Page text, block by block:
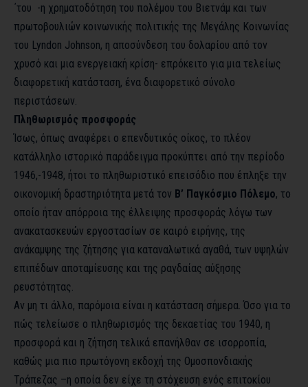
΄του -η χρηματοδότηση του πολέμου του Βιετνάμ και των
πρωτοβουλιών κοινωνικής πολιτικής της Μεγάλης Κοινωνίας
του Lyndon Johnson, η αποσύνδεση του δολαρίου από τον
χρυσό και μια ενεργειακή κρίση- επρόκειτο για μια τελείως
διαφορετική κατάσταση, ένα διαφορετικό σύνολο
περιστάσεων.
Πληθωρισμός προσφοράς
Ίσως, όπως αναφέρει ο επενδυτικός οίκος, το πλέον
κατάλληλο ιστορικό παράδειγμα προκύπτει από την περίοδο
1946,-1948, ήτοι το πληθωριστικό επεισόδιο που έπληξε την
οικονομική δραστηριότητα μετά τον Β’ Παγκόσμιο Πόλεμο, το
οποίο ήταν απόρροια της έλλειψης προσφοράς λόγω των
ανακατασκευών εργοστασίων σε καιρό ειρήνης, της
ανάκαμψης της ζήτησης για καταναλωτικά αγαθά, των υψηλών
επιπέδων αποταμίευσης και της ραγδαίας αύξησης
ρευστότητας.
Αν μη τι άλλο, παρόμοια είναι η κατάσταση σήμερα. Όσο για το
πώς τελείωσε ο πληθωρισμός της δεκαετίας του 1940, η
προσφορά και η ζήτηση τελικά επανήλθαν σε ισορροπία,
καθώς μια πιο πρωτόγονη εκδοχή της Ομοσπονδιακής
Τράπεζας –η οποία δεν είχε τη στόχευση ενός επιτοκίου